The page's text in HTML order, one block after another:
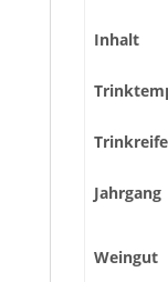
Inhalt
Trinkreife
Jahrgang
Weingut